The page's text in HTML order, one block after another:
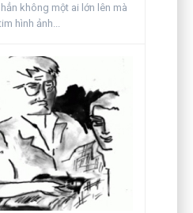
không một ai lớn lên mà
hình ảnh...